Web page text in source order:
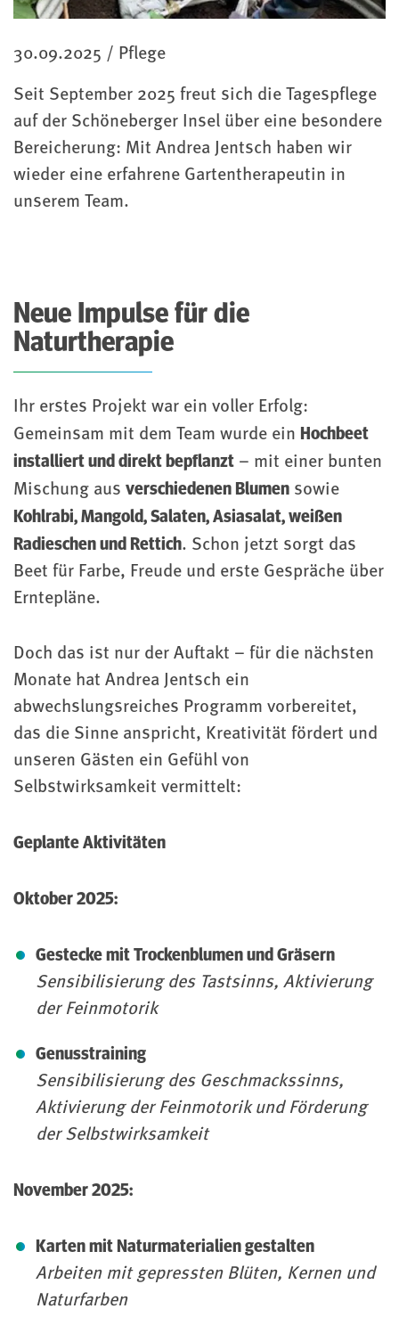
30.09.2025 / Kategorie
Pflege
Seit September 2025 freut sich die Tagespflege
auf der Schöneberger Insel über eine besondere
Bereicherung: Mit Andrea Jentsch haben wir
wieder eine erfahrene Gartentherapeutin in
unserem Team.
Neue Impulse für die
Naturtherapie
Ihr erstes Projekt war ein voller Erfolg:
Gemeinsam mit dem Team wurde ein Hochbeet
installiert und direkt bepflanzt – mit einer bunten
Mischung aus verschiedenen Blumen sowie
Kohlrabi, Mangold, Salaten, Asiasalat, weißen
Radieschen und Rettich. Schon jetzt sorgt das
Beet für Farbe, Freude und erste Gespräche über
Erntepläne.
Doch das ist nur der Auftakt – für die nächsten
Monate hat Andrea Jentsch ein
abwechslungsreiches Programm vorbereitet,
das die Sinne anspricht, Kreativität fördert und
unseren Gästen ein Gefühl von
Selbstwirksamkeit vermittelt:
Geplante Aktivitäten
Oktober 2025:
Gestecke mit Trockenblumen und Gräsern
Sensibilisierung des Tastsinns, Aktivierung
der Feinmotorik
Genusstraining
Sensibilisierung des Geschmackssinns,
Aktivierung der Feinmotorik und Förderung
der Selbstwirksamkeit
November 2025:
Karten mit Naturmaterialien gestalten
Arbeiten mit gepressten Blüten, Kernen und
Naturfarben